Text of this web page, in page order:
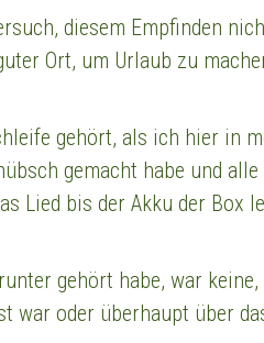
diesem Empfinden
Ort, um Urlaub zu
gehört, als ich hier in
gemacht habe und
Lied bis der Akku der Box
gehört habe, war
war oder überhaupt über